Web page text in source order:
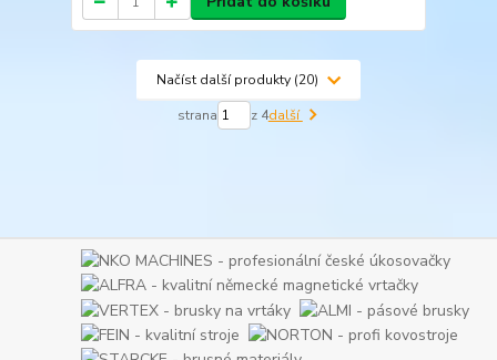
Načíst další produkty (20)
strana z 4další